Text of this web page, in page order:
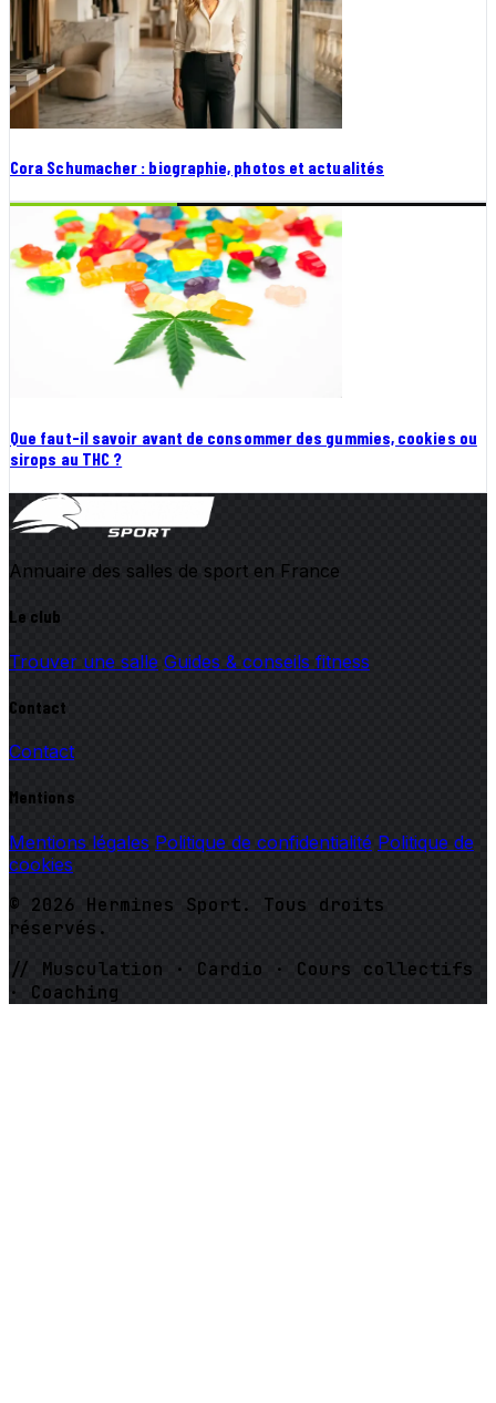
Cora Schumacher : biographie, photos et actualités
Que faut-il savoir avant de consommer des gummies, cookies ou
sirops au THC ?
Annuaire des salles de sport en France
Le club
Trouver une salle Guides & conseils fitness
Contact
Contact
Mentions
Mentions légales Politique de confidentialité Politique de
cookies
© 2026 Hermines Sport. Tous droits
réservés.
// Musculation · Cardio · Cours collectifs
· Coaching